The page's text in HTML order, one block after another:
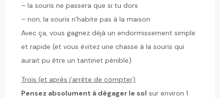
– la souris ne passera que si tu dors
– non, la souris n’habite pas à la maison
Avec ça, vous gagnez déjà un endormissement simple
et rapide (et vous évitez une chasse à la souris qui
aurait pu être un tantinet pénible)
Trois (et après j’arrête de compter)
Pensez absolument à dégager le sol sur environ 1